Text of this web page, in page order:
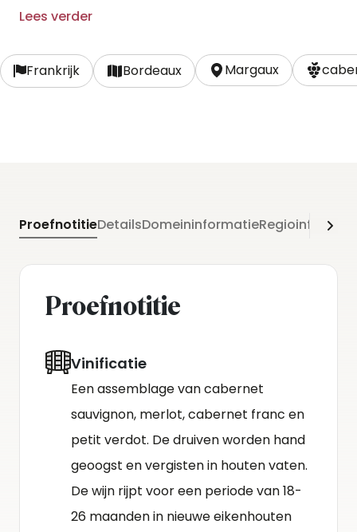
rijpt voor een periode van 18-26 maanden in
Lees verder
Frankrijk Bordeaux Margaux
ProefnotitieDetailsDomeininformatie
Proefnotitie
Vinificatie
Een assemblage van cabernet
sauvignon, merlot, cabernet franc en
petit verdot. De druiven worden hand
geoogst en vergisten in houten vaten.
De wijn rijpt voor een periode van 18-
26 maanden in nieuwe eikenhouten